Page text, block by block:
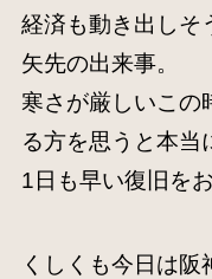
経済も動き出しそ
矢先の出来事。
寒さが厳しいこの
る方を思うと本当
1日も早い復旧を
くしくも今日は